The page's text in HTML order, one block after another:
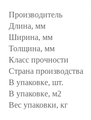
Производитель
Длина, мм
Ширина, мм
Толщина, мм
Класс прочности
Страна производства
В упаковке, шт.
В упаковке, м2
Вес упаковки, кг